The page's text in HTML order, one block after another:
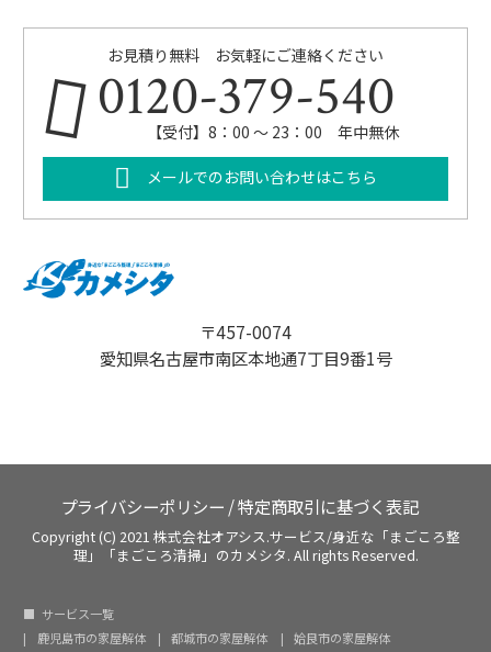
お見積り無料 お気軽にご連絡ください
0120-379-540
【受付】8：00 ～ 23：00 年中無休
メールでのお問い合わせはこちら
〒457-0074
愛知県名古屋市南区本地通7丁目9番1号
プライバシーポリシー /特定商取引に基づく表記
Copyright (C) 2021 株式会社オアシス.サービス/身近な「まごころ整
理」「まごころ清掃」のカメシタ. All rights Reserved.
サービス一覧
鹿児島市の家屋解体
都城市の家屋解体
姶良市の家屋解体